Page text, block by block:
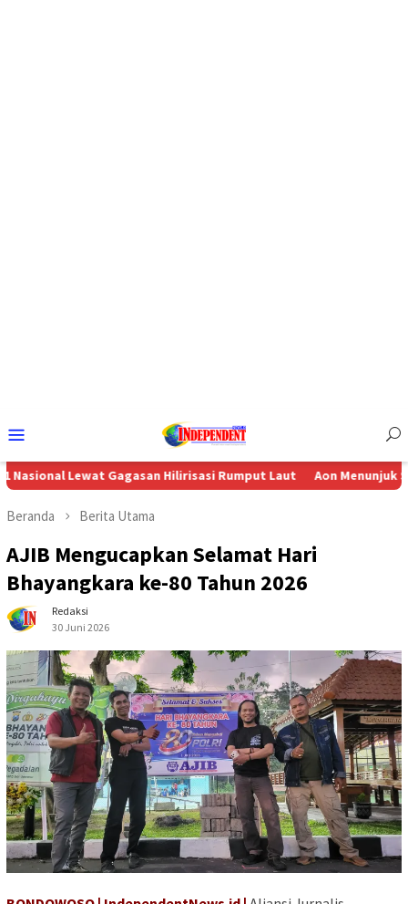
Mobile
Gagasan Hilirisasi Rumput Laut Aon Menunjuk Stephen
Beranda Berita Utama
AJIB Mengucapkan Selamat Hari
Bhayangkara ke-80 Tahun 2026
Redaksi
30 Juni 2026